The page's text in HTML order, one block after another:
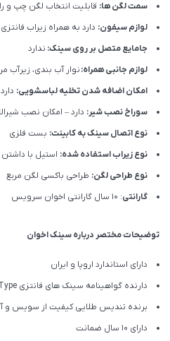
سمت لگن ها: قابلیت انتخاب لگن چپ و
لوازم سیفون: دارد به همراه زیراب
جامایع متصل بر روی سینک: ندارد
لوازم جانبی همراه:نوار آب بندی، زیرآب
امکان اضافه شدن تخلیه لباسشویی: دارد
سوراخ نصب شیر: دارد – امکان نصب
نوع اتصال سینک به کابینت: بست فلزی
نوع زیراب استفاده شده: استیل با
نوع طراحی لگن: طراحی باکسی لگن مربع
گارانتی: 10 سال گارانتی اخوان سرویس
توضیحات مختصر درباره سینک اخوان
دارای استاندارد اروپا و ایران
دارنده گواهینامه سینک های فانتزی Welded Type از سری استاندارد ISO 9001
برنده تندیس طلایی کیفیت از سویس و
دارای ۱۰ سال ضمانت